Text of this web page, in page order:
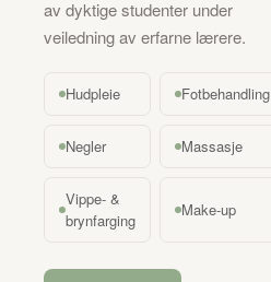
av dyktige studenter under
veiledning av erfarne lærere.
Hudpleie Fotbehandling
Negler Massasje
Vippe- &
brynfarging
Make-up